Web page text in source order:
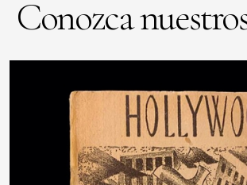
Conozca